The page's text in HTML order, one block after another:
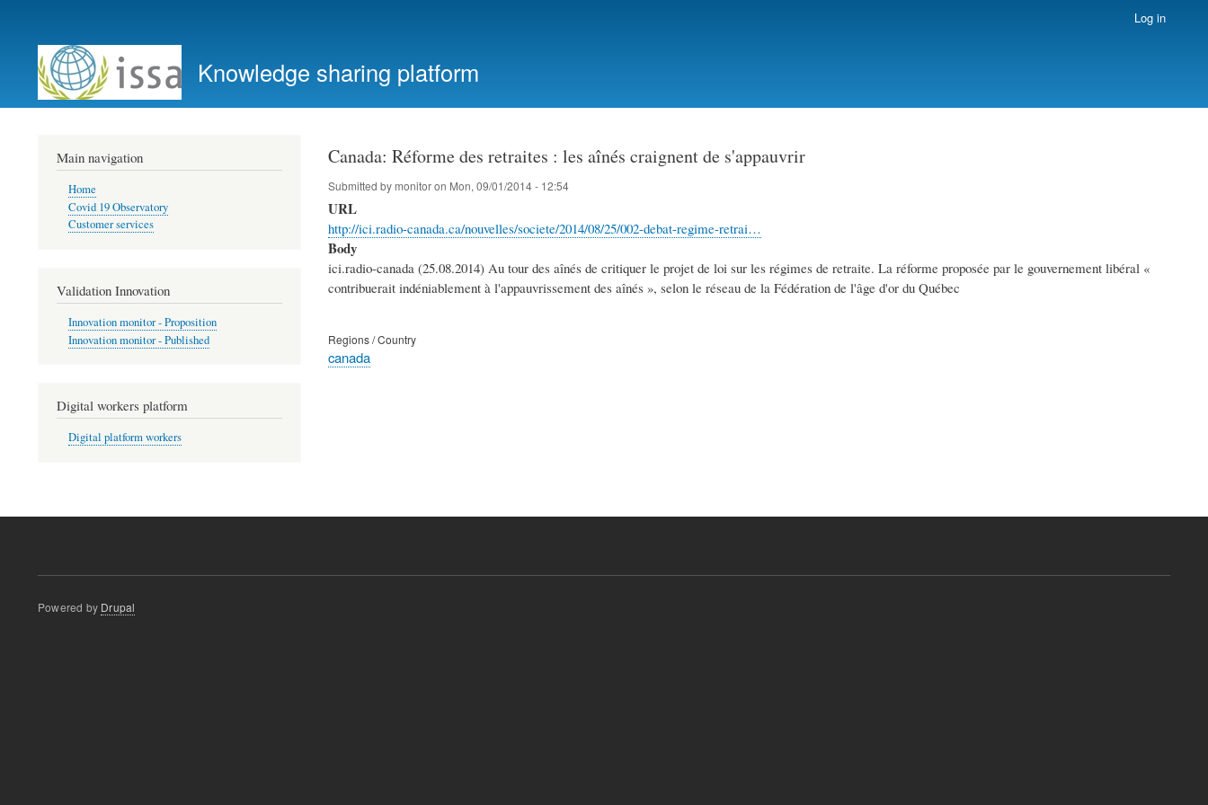
account
menu
Log in
Knowledge sharing platform
Canada: Réforme des retraites : les aînés craignent de s'appauvrir
Submitted by monitoron Mon, 09/01/2014 - 12:54
URL
http://ici.radio-canada.ca/nouvelles/societe/2014/08/25/002-debat-regime-retrai…
Body
ici.radio-canada (25.08.2014) Au tour des aînés de critiquer le projet de loi sur les régimes de retraite. La réforme proposée par le gouvernement libéral «
contribuerait indéniablement à l'appauvrissement des aînés », selon le réseau de la Fédération de l'âge d'or du Québec
Regions / Country
canada
Main navigation
Home
Covid 19 Observatory
Customer services
Validation Innovation
Innovation monitor - Proposition
Innovation monitor - Published
Digital workers platform
Digital platform workers
Powered by Drupal